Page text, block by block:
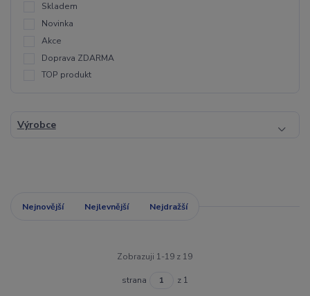
Skladem
Novinka
Akce
Doprava ZDARMA
TOP produkt
Výrobce
Nejnovější Nejlevnější Nejdražší
Zobrazuji 1-19 z 19
strana z 1